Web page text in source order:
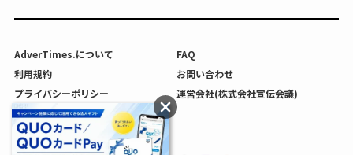
AdverTimes.について
FAQ
利用規約
お問い合わせ
プライバシーポリシー
運営会社(株式会社宣伝会議)
利用者情報の外部送信について